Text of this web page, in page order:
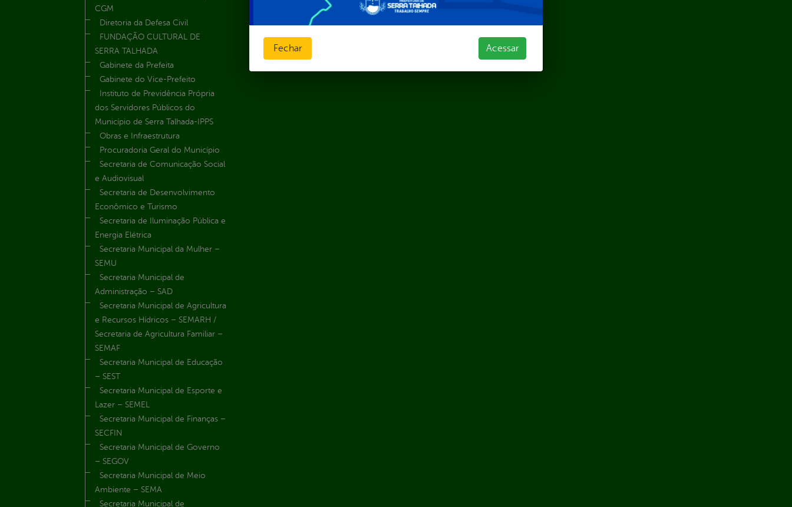
CGM
Diretoria da Defesa Civil
FUNDAÇÃO CULTURAL DE
SERRA TALHADA
Gabinete da Prefeita
Gabinete do Vice-Prefeito
Instituto de Previdência Própria
dos Servidores Públicos do
Município de Serra Talhada-IPPS
Obras e Infraestrutura
Procuradoria Geral do Município
Secretaria de Comunicação Social
e Audiovisual
Secretaria de Desenvolvimento
Econômico e Turismo
Secretaria de Iluminação Pública e
Energia Elétrica
Secretaria Municipal da Mulher –
SEMU
Secretaria Municipal de
Administração – SAD
Secretaria Municipal de Agricultura
e Recursos Hídricos – SEMARH /
Secretaria de Agricultura Familiar –
SEMAF
Secretaria Municipal de Educação
– SEST
Secretaria Municipal de Esporte e
Lazer – SEMEL
Secretaria Municipal de Finanças –
SECFIN
Secretaria Municipal de Governo
– SEGOV
Secretaria Municipal de Meio
Ambiente – SEMA
Secretaria Municipal de
Fechar Acessar